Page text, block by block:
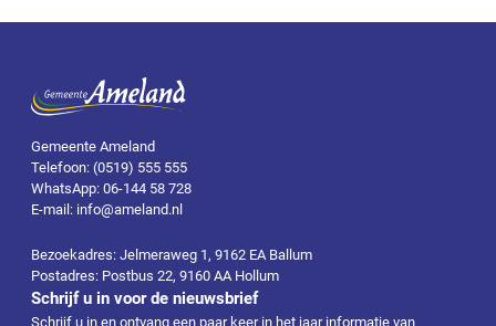
Gemeente Ameland
Telefoon: (0519) 555 555
WhatsApp: 06-144 58 728
E-mail: info@ameland.nl
Bezoekadres: Jelmeraweg 1, 9162 EA Ballum
Postadres: Postbus 22, 9160 AA Hollum
Schrijf u in voor de nieuwsbrief
Schrijf u in en ontvang een paar keer in het jaar informatie van